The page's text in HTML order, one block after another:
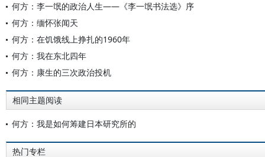
何方：李一氓的政治人生——《李一氓书法选》序
何方：缅怀张闻天
何方：在饥饿线上挣扎的1960年
何方：我在东北四年
何方：康生的三次政治投机
相同主题阅读
何方：我是如何筹建日本研究所的
热门专栏